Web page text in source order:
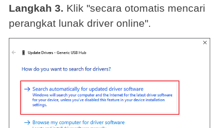
Langkah 3. Klik "secara otomatis mencari
perangkat lunak driver online".